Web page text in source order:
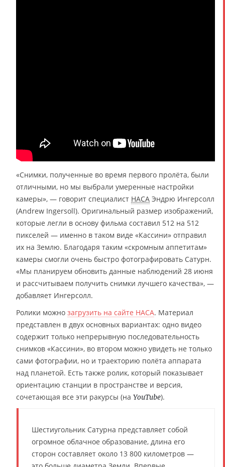
«Снимки, полученные во время первого пролёта, были
отличными, но мы выбрали умеренные настройки
камеры», — говорит специалист НАСА Эндрю Ингерсолл
(Andrew Ingersoll). Оригинальный размер изображений,
которые легли в основу фильма составил 512 на 512
пикселей — именно в таком виде «Кассини» отправил
их на Землю. Благодаря таким «скромным аппетитам»
камеры смогли очень быстро фотографировать Сатурн.
«Мы планируем обновить данные наблюдений 28 июня
и рассчитываем получить снимки лучшего качества», —
добавляет Ингерсолл.
Ролики можно загрузить на сайте НАСА. Материал
представлен в двух основных вариантах: одно видео
содержит только непрерывную последовательность
снимков «Кассини», во втором можно увидеть не только
сами фотографии, но и траекторию полёта аппарата
над планетой. Есть также ролик, который показывает
ориентацию станции в пространстве и версия,
сочетающая все эти ракурсы (на YouTube).
Шестиугольник Сатурна представляет собой
огромное облачное образование, длина его
сторон составляет около 13 800 километров —